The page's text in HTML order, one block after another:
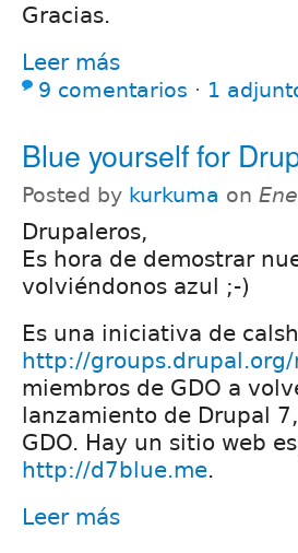
Gracias.
Leer más
9 comentarios ⋅ 1
Blue yourself for
Posted by kurkuma on
Drupaleros,
Es hora de demostrar
volviéndonos azul ;-)
Es una iniciativa de
http://
miembros de GDO a
lanzamiento de Drupal
GDO. Hay un sitio web
http://d7blue.me.
Leer más